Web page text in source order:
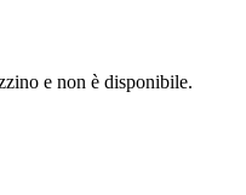
e non è disponibile.